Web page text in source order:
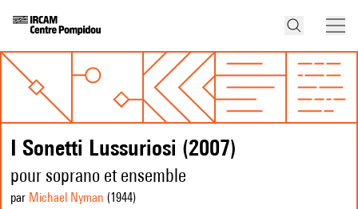
I Sonetti Lussuriosi (2007)
pour soprano et ensemble
par Michael Nyman (1944)